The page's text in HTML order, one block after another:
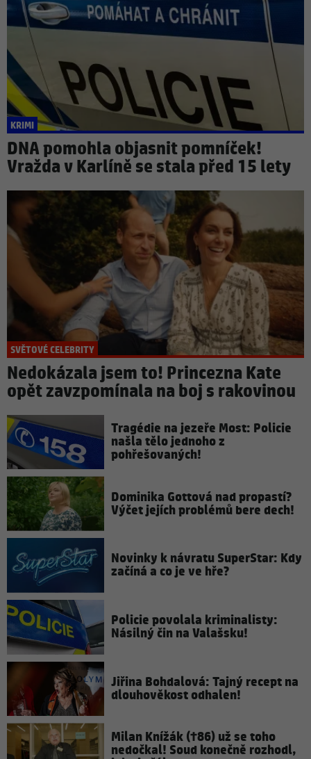
KRIMI
DNA pomohla objasnit pomníček!
Vražda v Karlíně se stala před 15 lety
SVĚTOVÉ CELEBRITY
Nedokázala jsem to! Princezna Kate
opět zavzpomínala na boj s rakovinou
Tragédie na jezeře Most: Policie
našla tělo jednoho z
pohřešovaných!
Dominika Gottová nad propastí?
Výčet jejích problémů bere dech!
Novinky k návratu SuperStar: Kdy
začíná a co je ve hře?
Policie povolala kriminalisty:
Násilný čin na Valašsku!
Jiřina Bohdalová: Tajný recept na
dlouhověkost odhalen!
Milan Knížák (†86) už se toho
nedočkal! Soud konečně rozhodl,